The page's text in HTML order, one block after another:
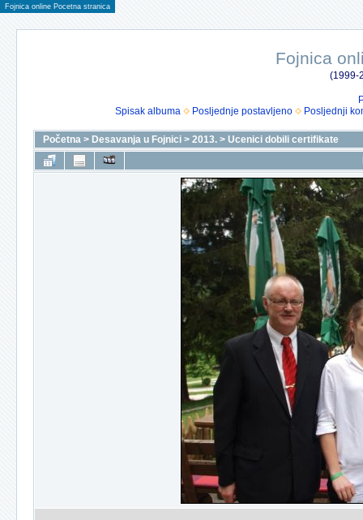
Fojnica online Pocetna stranica
Fojnica
(1999-
Spisak albuma
Posljednje postavljeno Posljednji
Početna > Desavanja u Fojnici > 2013. > Ucenici dobili certifikate